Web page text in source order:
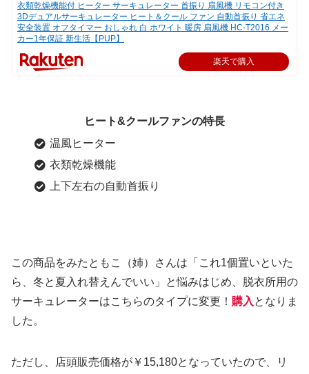
衣類乾燥機能付 ヒーター サーキュレーター 首振り 扇風機 リモコン付き
3Dデュアルサーキュレーター ヒート＆クール ファン 自動首振り 省エネ
安全装置 オフタイマー おしゃれ 白 ホワイト 暖房 扇風機 HC-T2016 メー
カー1年保証 新生活【PUP】
楽天で購入
ヒート&クールファンの特長
温風ヒーター
衣類乾燥機能
上下左右の自動首振り
この商品をみたともこ（姉）さんは「これ1個置いといた
ら、冬と夏入れ替えんでいい」と悩みはじめ、脱衣所用の
サーキュレーターはこちらのタイプに変更！ 購入 となりま
した。
ただし、店頭販売価格が￥15,180となっていたので、リ